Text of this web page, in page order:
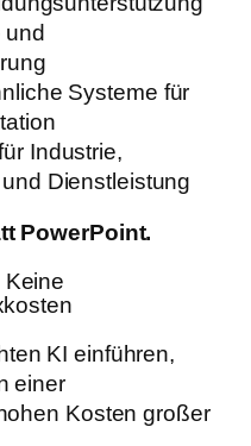
und
Systeme für
Industrie,
Dienstleistung
PowerPoint.
KI einführen,
einer
Kosten großer